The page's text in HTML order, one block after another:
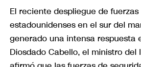
El reciente despliegue de
estadounidenses en el sur del
generado una intensa respuesta
Diosdado Cabello, el ministro